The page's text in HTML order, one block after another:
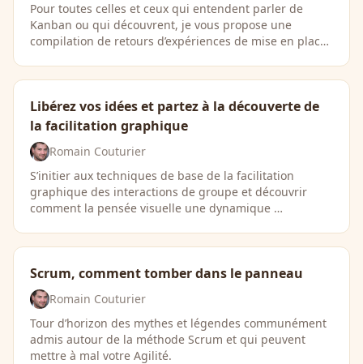
Pour toutes celles et ceux qui entendent parler de
Kanban ou qui découvrent, je vous propose une
compilation de retours d’expériences de mise en place
Libérez vos idées et partez à la découverte de
la facilitation graphique
Romain Couturier
S’initier aux techniques de base de la facilitation
graphique des interactions de groupe et découvrir
comment la pensée visuelle une dynamique …
Scrum, comment tomber dans le panneau
Romain Couturier
Tour d’horizon des mythes et légendes communément
admis autour de la méthode Scrum et qui peuvent
mettre à mal votre Agilité.